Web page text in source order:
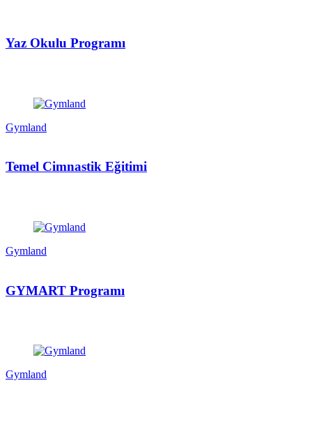
Yaz Okulu Programı
Gymland
Temel Cimnastik Eğitimi
Gymland
GYMART Programı
Gymland